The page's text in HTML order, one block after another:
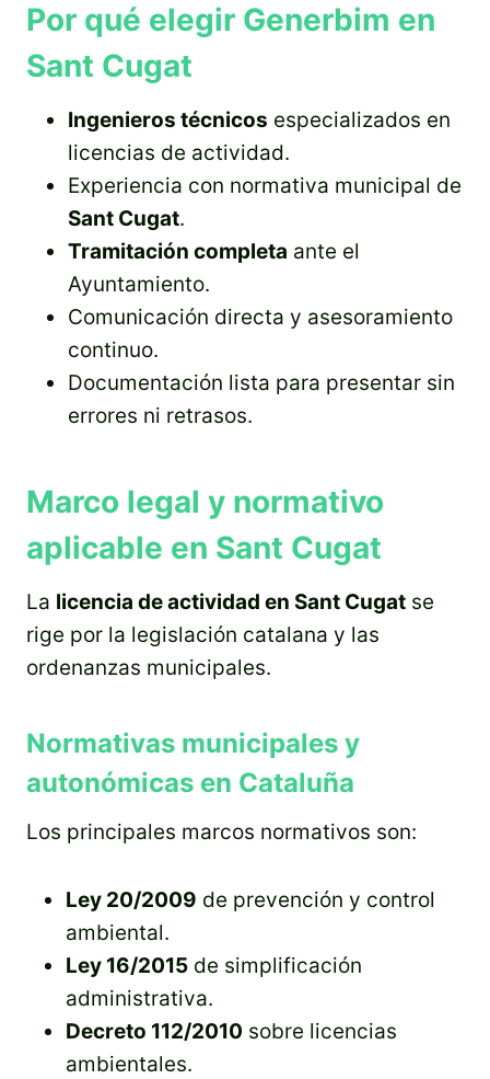
Por qué elegir Generbim en
Sant Cugat
Ingenieros técnicos especializados en
licencias de actividad.
Experiencia con normativa municipal de
Sant Cugat.
Tramitación completa ante el
Ayuntamiento.
Comunicación directa y asesoramiento
continuo.
Documentación lista para presentar sin
errores ni retrasos.
Marco legal y normativo
aplicable en Sant Cugat
La licencia de actividad en Sant Cugat se
rige por la legislación catalana y las
ordenanzas municipales.
Normativas municipales y
autonómicas en Cataluña
Los principales marcos normativos son:
Ley 20/2009 de prevención y control
ambiental.
Ley 16/2015 de simplificación
administrativa.
Decreto 112/2010 sobre licencias
ambientales.